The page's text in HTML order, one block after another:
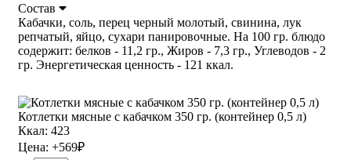
Состав
Кабачки, соль, перец черный молотый, свинина, лук
репчатый, яйцо, сухари панировочные. На 100 гр. блюдо
содержит: белков - 11,2 гр., Жиров - 7,3 гр., Углеводов - 2
гр. Энергетическая ценность - 121 ккал.
Котлетки мясные с кабачком 350 гр. (контейнер 0,5 л)
Ккал: 423
Цена: +569₽